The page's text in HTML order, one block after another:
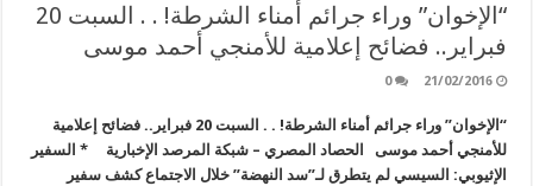
“الإخوان” وراء جرائم أمناء الشرطة! . . السبت 20
فبراير.. فضائح إعلامية للأمنجي أحمد موسى
21/02/2016
0
“الإخوان” وراء جرائم أمناء الشرطة! . . السبت 20 فبراير.. فضائح إعلامية
للأمنجي أحمد موسى الحصاد المصري – شبكة المرصد الإخبارية * السفير
الإثيوبي: السيسي لم يتطرق لـ”سد النهضة” خلال الاجتماع كشف سفير